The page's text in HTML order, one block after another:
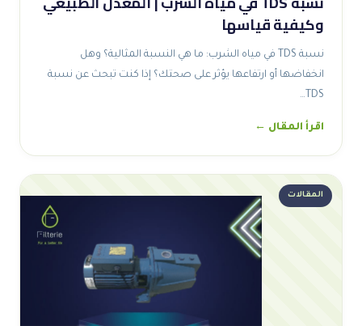
وكيفية قياسها
نسبة TDS في مياه الشرب: ما هي النسبة المثالية؟ وهل
انخفاضها أو ارتفاعها يؤثر على صحتك؟ إذا كنت تبحث عن نسبة
TDS…
اقرأ المقال ←
المقالات